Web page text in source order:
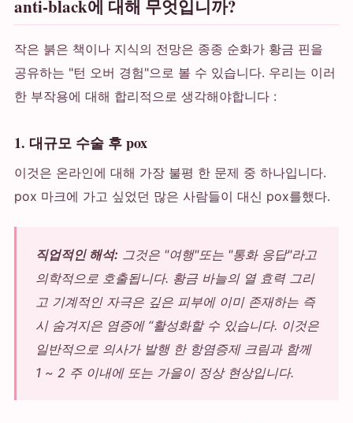
anti-black에 대해 무엇입니까?
작은 붉은 책이나 지식의 전망은 종종 순화가 황금 핀을
공유하는 "턴 오버 경험"으로 볼 수 있습니다. 우리는 이러
한 부작용에 대해 합리적으로 생각해야합니다 :
1. 대규모 수술 후 pox
이것은 온라인에 대해 가장 불평 한 문제 중 하나입니다.
pox 마크에 가고 싶었던 많은 사람들이 대신 pox를했다.
직업적인 해석: 그것은 "여행"또는 "통화 응답"라고
의학적으로 호출됩니다. 황금 바늘의 열 효력 그리
고 기계적인 자극은 깊은 피부에 이미 존재하는 즉
시 숨겨지은 염증에 “활성화할 수 있습니다. 이것은
일반적으로 의사가 발행 한 항염증제 크림과 함께
1 ~ 2 주 이내에 또는 가을이 정상 현상입니다.